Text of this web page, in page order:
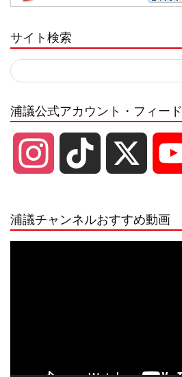
サイト検索
浦議公式アカウント・フィード
浦議チャンネルおすすめ動画